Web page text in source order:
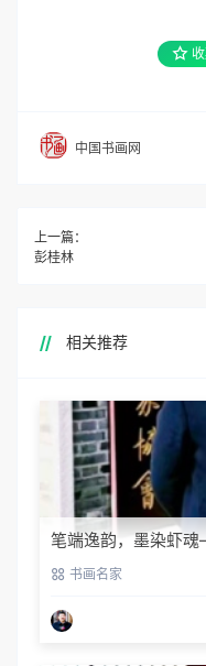
中国书画网
上一篇：
彭桂林
相关推荐
笔端逸韵，墨染虾
书画名家